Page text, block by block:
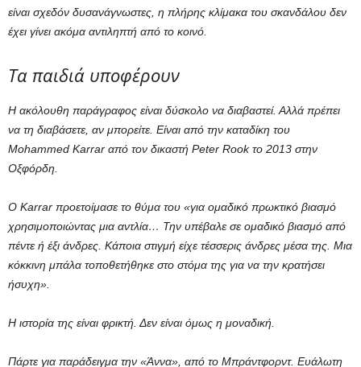
είναι σχεδόν δυσανάγνωστες, η πλήρης κλίμακα του σκανδάλου δεν
έχει γίνει ακόμα αντιληπτή από το κοινό.
Τα παιδιά υποφέρουν
Η ακόλουθη παράγραφος είναι δύσκολο να διαβαστεί. Αλλά πρέπει
να τη διαβάσετε, αν μπορείτε. Είναι από την καταδίκη του
Mohammed Karrar από τον δικαστή Peter Rook το 2013 στην
Οξφόρδη.
Ο Karrar προετοίμασε το θύμα του «για ομαδικό πρωκτικό βιασμό
χρησιμοποιώντας μια αντλία… Την υπέβαλε σε ομαδικό βιασμό από
πέντε ή έξι άνδρες. Κάποια στιγμή είχε τέσσερις άνδρες μέσα της. Μια
κόκκινη μπάλα τοποθετήθηκε στο στόμα της για να την κρατήσει
ήσυχη».
Η ιστορία της είναι φρικτή. Δεν είναι όμως η μοναδική.
Πάρτε για παράδειγμα την «Άννα», από το Μπράντφορντ. Ευάλωτη